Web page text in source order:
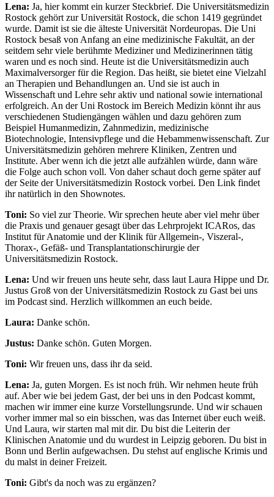
Lena: Ja, hier kommt ein kurzer Steckbrief. Die Universitätsmedizin
Rostock gehört zur Universität Rostock, die schon 1419 gegründet
wurde. Damit ist sie die älteste Universität Nordeuropas. Die Uni
Rostock besaß von Anfang an eine medizinische Fakultät, an der
seitdem sehr viele berühmte Mediziner und Medizinerinnen tätig
waren und es noch sind. Heute ist die Universitätsmedizin auch
Maximalversorger für die Region. Das heißt, sie bietet eine Vielzahl
an Therapien und Behandlungen an. Und sie ist auch in
Wissenschaft und Lehre sehr aktiv und national sowie international
erfolgreich. An der Uni Rostock im Bereich Medizin könnt ihr aus
verschiedenen Studiengängen wählen und dazu gehören zum
Beispiel Humanmedizin, Zahnmedizin, medizinische
Biotechnologie, Intensivpflege und die Hebammenwissenschaft. Zur
Universitätsmedizin gehören mehrere Kliniken, Zentren und
Institute. Aber wenn ich die jetzt alle aufzählen würde, dann wäre
die Folge auch schon voll. Von daher schaut doch gerne später auf
der Seite der Universitätsmedizin Rostock vorbei. Den Link findet
ihr natürlich in den Shownotes.
Toni: So viel zur Theorie. Wir sprechen heute aber viel mehr über
die Praxis und genauer gesagt über das Lehrprojekt ICARos, das
Institut für Anatomie und der Klinik für Allgemein-, Viszeral-,
Thorax-, Gefäß- und Transplantationschirurgie der
Universitätsmedizin Rostock.
Lena: Und wir freuen uns heute sehr, dass laut Laura Hippe und Dr.
Justus Groß von der Universitätsmedizin Rostock zu Gast bei uns
im Podcast sind. Herzlich willkommen an euch beide.
Laura: Danke schön.
Justus: Danke schön. Guten Morgen.
Toni: Wir freuen uns, dass ihr da seid.
Lena: Ja, guten Morgen. Es ist noch früh. Wir nehmen heute früh
auf. Aber wie bei jedem Gast, der bei uns in den Podcast kommt,
machen wir immer eine kurze Vorstellungsrunde. Und wir schauen
vorher immer mal so ein bisschen, was das Internet über euch weiß.
Und Laura, wir starten mal mit dir. Du bist die Leiterin der
Klinischen Anatomie und du wurdest in Leipzig geboren. Du bist in
Bonn und Berlin aufgewachsen. Du stehst auf englische Krimis und
du malst in deiner Freizeit.
Toni: Gibt's da noch was zu ergänzen?